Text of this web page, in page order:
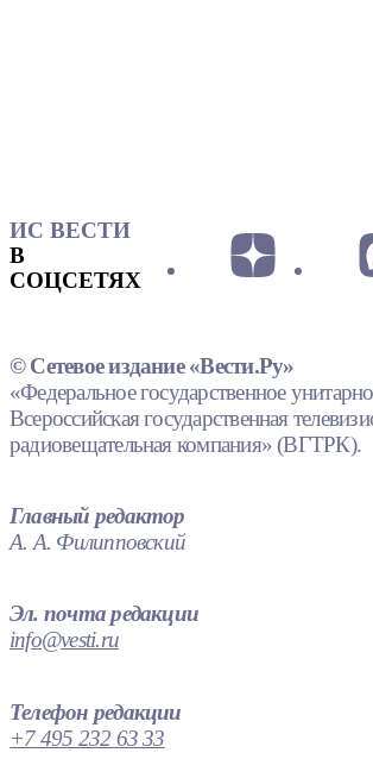
ИС ВЕСТИ
В
СОЦСЕТЯХ
© Сетевое издание «Вести.Ру»
«Федеральное государственное
Всероссийская государственная
радиовещательная компания» (ВГТРК).
Главный редактор
А. А. Филипповский
Эл. почта редакции
info@vesti.ru
Телефон редакции
+7 495 232 63 33